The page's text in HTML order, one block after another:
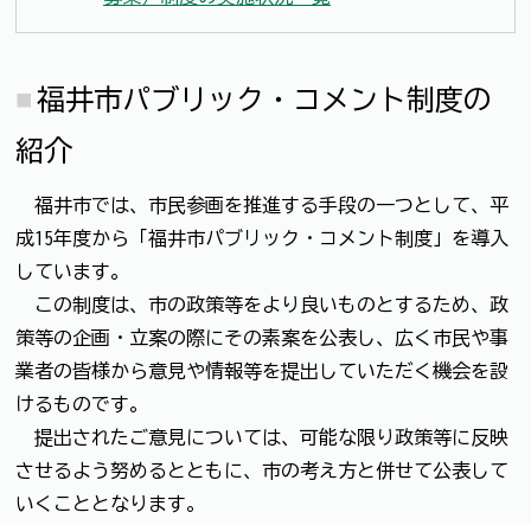
福井市パブリック・コメント制度の
紹介
福井市では、市民参画を推進する手段の一つとして、平
成15年度から「福井市パブリック・コメント制度」を導入
しています。
この制度は、市の政策等をより良いものとするため、政
策等の企画・立案の際にその素案を公表し、広く市民や事
業者の皆様から意見や情報等を提出していただく機会を設
けるものです。
提出されたご意見については、可能な限り政策等に反映
させるよう努めるとともに、市の考え方と併せて公表して
いくこととなります。